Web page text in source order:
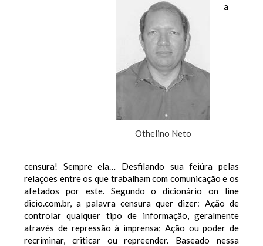
Othelino Neto
a
censura! Sempre ela… Desfilando sua feiúra pelas
relações entre os que trabalham com comunicação e os
afetados por este. Segundo o dicionário on line
dicio.com.br, a palavra censura quer dizer: Ação de
controlar qualquer tipo de informação, geralmente
através de repressão à imprensa; Ação ou poder de
recriminar, criticar ou repreender. Baseado nessa